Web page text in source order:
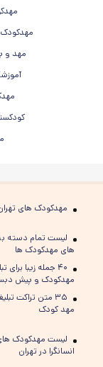
مهدکودک و
مهد و
مهدکودک های
لیست تمام دسته
های مهدکودک ها
۴۰ جمله زیبا برای
مهدکودک و پیش
۳۵ متن تراکت
مهد کودک
لیست مهدکودک
انسانگرا در تهران